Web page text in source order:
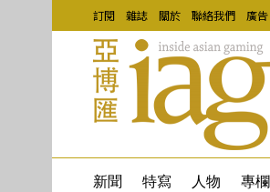
訂閱 雜誌 關於 聯絡我們 廣告
新聞 特寫 人物 專欄